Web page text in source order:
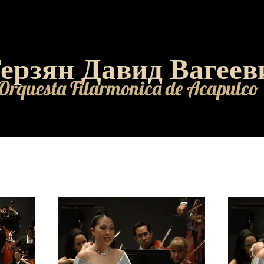
Давид
Filarmonica de Acapulco